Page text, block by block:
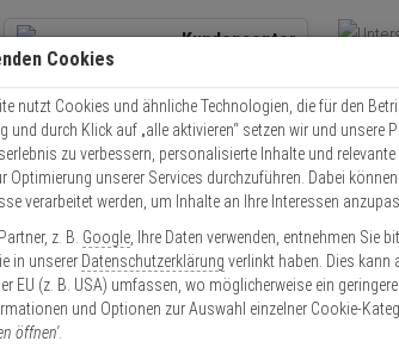
Kundencenter
Kontaktservice nutzen
Mo. - Do.: 8:00 - 16:30 Fr. 8:00 - 14:00 Uhr
Schließzylinder Schlüssel Nachmachen
Cookies
nutzt Cookies und ähnliche Technologien, die für den
und durch Klick auf „alle aktivieren“ setzen wir und unsere
zu verbessern, personalisierte Inhalte und
Optimierung unserer Services durchzuführen. Dabei
verarbeitet werden, um Inhalte an Ihre Interessen
z. B. Google , Ihre Daten verwenden, entnehmen Sie
in unserer Datenschutzerklärung verlinkt haben. Dies kann
EU (z. B. USA) umfassen, wo möglicherweise ein
und Optionen zur Auswahl einzelner Cookie-
öffnen'.